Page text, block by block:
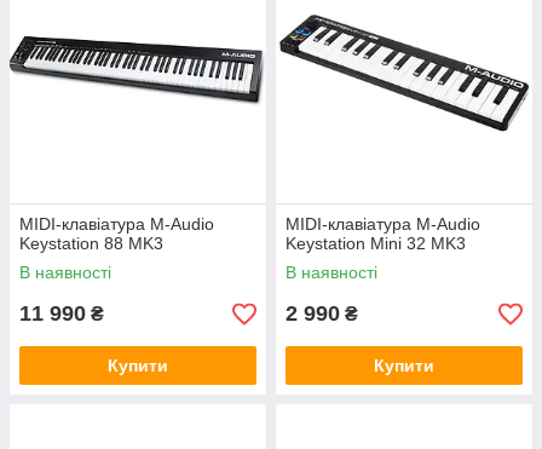
MIDI-клавіатура M-Audio
Keystation 88 MK3
В наявності
11 990 ₴
Купити
MIDI-клавіатура M-Audio
Keystation Mini 32 MK3
В наявності
2 990 ₴
Купити